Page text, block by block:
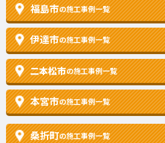
福島市の施工事例一覧
伊達市の施工事例一覧
二本松市の施工事例一覧
本宮市の施工事例一覧
桑折町の施工事例一覧